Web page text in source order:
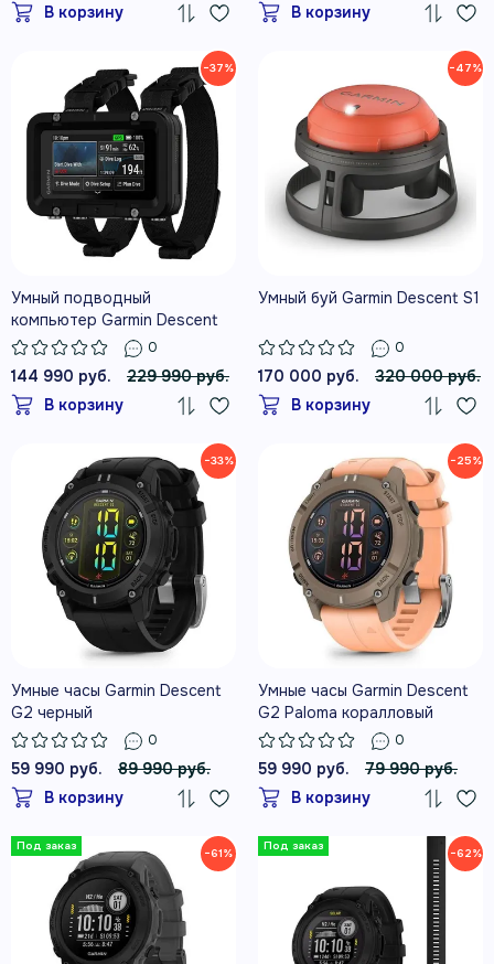
Descent T2
В корзину В корзину
−37%
Умный подводный
компьютер Garmin Descent
X50i
0
144 990 руб.
229 990 руб.
В корзину
−47%
Умный буй Garmin Descent S1
0
170 000 руб.
320 000 руб.
В корзину
−33%
Умные часы Garmin Descent
G2 черный
0
59 990 руб.
89 990 руб.
В корзину
−25%
Умные часы Garmin Descent
G2 Paloma коралловый
0
59 990 руб.
79 990 руб.
В корзину
−61% −62%